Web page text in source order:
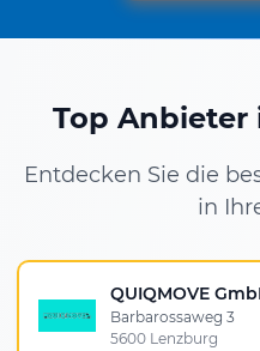
Top Anbieter
Entdecken Sie die
in
QUIQMOVE
Barbarossaweg 3
5600 Lenzburg